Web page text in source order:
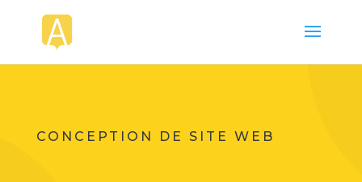
CONCEPTION DE SITE WEB